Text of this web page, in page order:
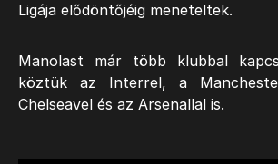
Ligája elődöntőjéig meneteltek.
Manolast már több klubbal
köztük az Interrel, a
Chelseavel és az Arsenallal is.